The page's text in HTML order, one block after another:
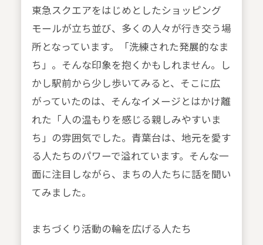
東急スクエアをはじめとしたショッピング
モールが立ち並び、多くの人々が行き交う場
所となっています。「洗練された発展的なま
ち」。そんな印象を抱くかもしれません。し
かし駅前から少し歩いてみると、そこに広
がっていたのは、そんなイメージとはかけ離
れた「人の温もりを感じる親しみやすいま
ち」の雰囲気でした。青葉台は、地元を愛す
る人たちのパワーで溢れています。そんな一
面に注目しながら、まちの人たちに話を聞い
てみました。
まちづくり活動の輪を広げる人たち